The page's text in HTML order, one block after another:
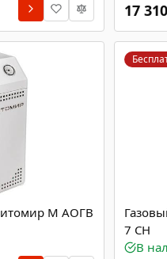
17 310
М АОГВ
7 СН
В